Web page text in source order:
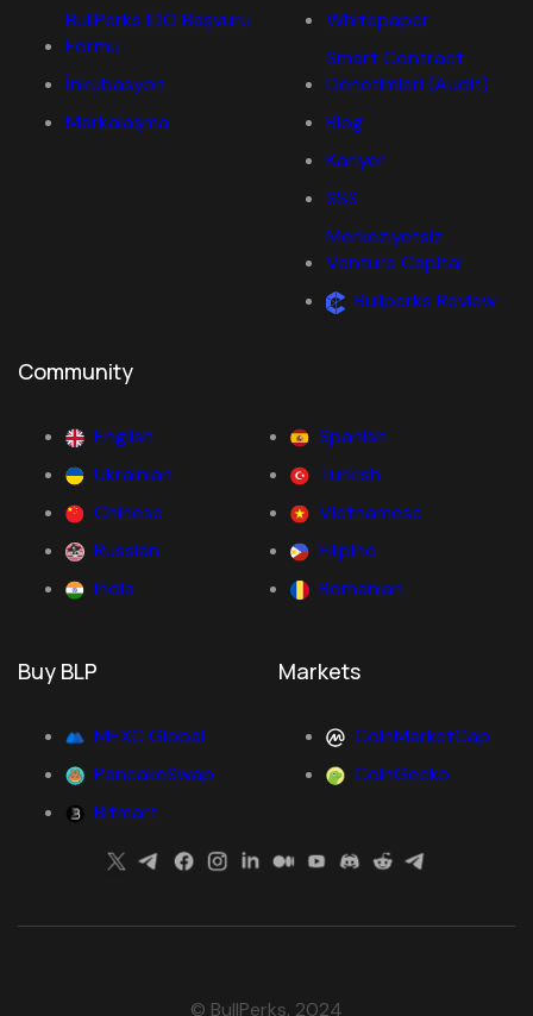
BullPerks IDO Başvuru
Formu
İnkübasyon
Markalaşma
Whitepaper
Smart Contract
Denetimleri (Audit)
Blog
Kariyer
SSS
Merkeziyetsiz
Venture Capital
Bullperks Review
Community
English
Spanish
Ukrainian
Turkish
Chinese
Vietnamese
Russian
Filipino
India
Romanian
Buy BLP
MEXC Global
PancakeSwap
Bitmart
Markets
CoinMarketCap
CoinGecko
© BullPerks. 2024